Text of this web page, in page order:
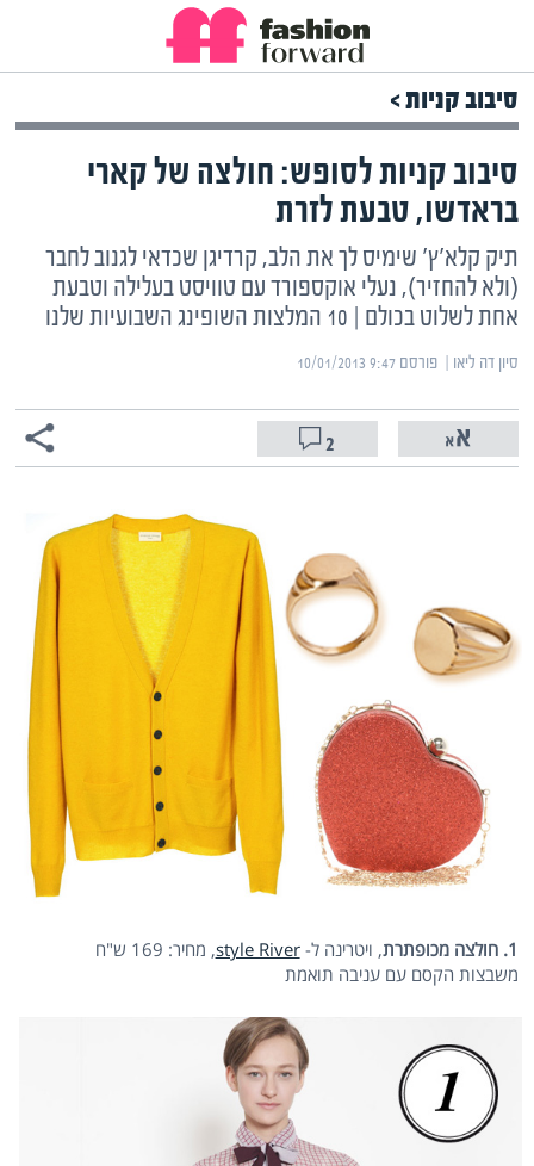
סיבוב קניות >
סיבוב קניות לסופש: חולצה של קארי
בראדשו, טבעת לזרת
תיק קלא'ץ' שימיס לך את הלב, קרדיגן שכדאי לגנוב לחבר
(ולא להחזיר), נעלי אוקספורד עם טוויסט בעלילה וטבעת
אחת לשלוט בכולם | 10 המלצות השופינג השבועיות שלנו
סיון דה ליאו | ‏פורסם ‎10/01/2013 9:47
2
1. חולצה מכופתרת , ויטרינה ל-style River, מחיר: 169 ש"ח
משבצות הקסם עם עניבה תואמת